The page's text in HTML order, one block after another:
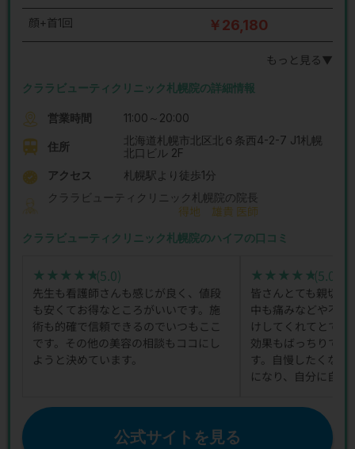
顔+首1回 ￥26,180
もっと見る▼
クララビューティクリニック札幌院の詳細情報
営業時間 11:00～20:00
住所
北海道札幌市北区北６条西4-2-7 J1札幌
北口ビル 2F
アクセス
札幌駅より徒歩1分
クララビューティクリニック札幌院の院長
得地 雄貴 医師
クララビューティクリニック札幌院のハイフの口コミ
★★★★★
★★★★★(5.0)
先生も看護師さんも感じが良く、値段
も安くてお得なところがいいです。施
術も的確で信頼できるのでいつもここ
です。その他の美容の相談もココにし
ようと決めています。
★★★★★
★★★★★(5.0)
皆さんとても親切で
中も痛みなどや不
けしてくれてとて
効果もばっちりでと
す。自慢したくな
になり、自分に自信
公式サイトを見る